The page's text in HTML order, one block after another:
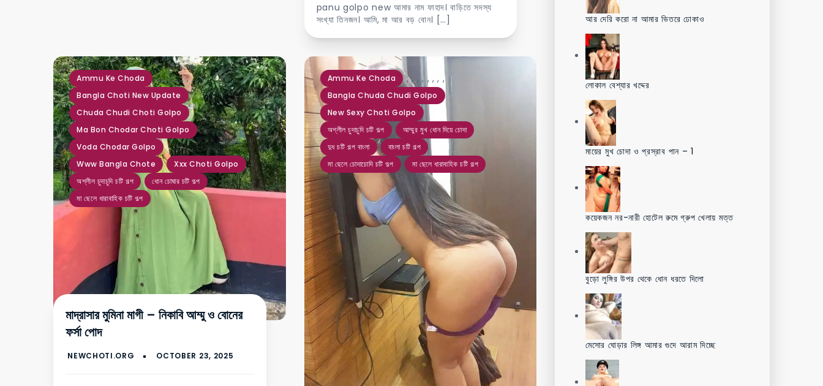
panu golpo new আমার নাম ফাহাদ। বাড়িতে সদস্য
সংখ্যা তিনজন। আমি, মা আর বড় বোন। […]
Ammu Ke Choda ,
Bangla Choti New Update
,
Chuda Chudi Choti Golpo
,
Ma Bon Chodar Choti Golpo
,
Voda Chodar Golpo
,
Www Bangla Chote
,
Xxx Choti Golpo
,
অশ্লীল চুদাচুদি চটি গল্প
,
ধোন চোষার চটি গল্প
,
মা ছেলে ধারাবাহিক চটি গল্প
মাদ্রাসার মুমিনা মাগী – নিকাবি আম্মু ও বোনের
ফর্সা পোদ
Ammu Ke Choda ,
Bangla Chuda Chudi Golpo
,
New Sexy Choti Golpo
,
অশ্লীল চুদাচুদি চটি গল্প
,
আম্মুর মুখ ধোন দিয়ে চোদা
,
দুধ চটি গল্প বাংলা
,
বাংলা চটি গল্প
,
মা ছেলে চোদাচোদি চটি গল্প
,
মা ছেলে ধারাবাহিক চটি গল্প
আর দেরি করো না আমার ভিতরে ঢোকাও
লোকাল বেশ্যার খদ্দের
মায়ের মুখ চোদা ও প্রস্রাব পান – 1
কয়েকজন নর-নারী হোটেল রুমে গ্রুপ খেলায় মত্ত
বুড়ো লুঙ্গির উপর থেকে ধোন ধরতে দিলো
মেসোর ঘোড়ার লিঙ্গ আমার গুদে আরাম দিচ্ছে